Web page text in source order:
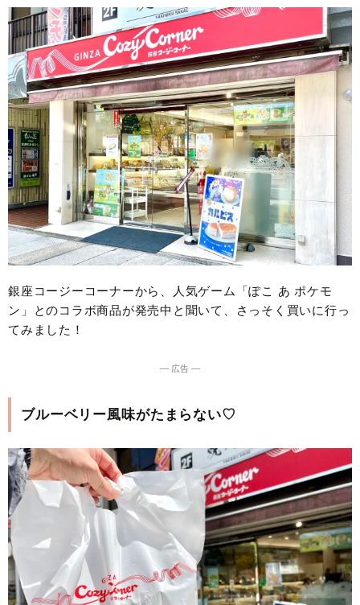
銀座コージーコーナーから、人気ゲーム「ぽこ あ ポケモ
ン」とのコラボ商品が発売中と聞いて、さっそく買いに行っ
てみました！
― 広告 ―
ブルーベリー風味がたまらない♡